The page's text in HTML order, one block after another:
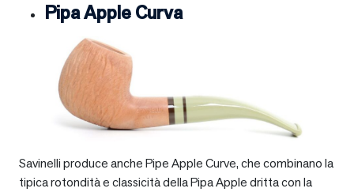
Pipa Apple Curva
Savinelli produce anche Pipe Apple Curve, che combinano la
tipica rotondità e classicità della Pipa Apple dritta con la